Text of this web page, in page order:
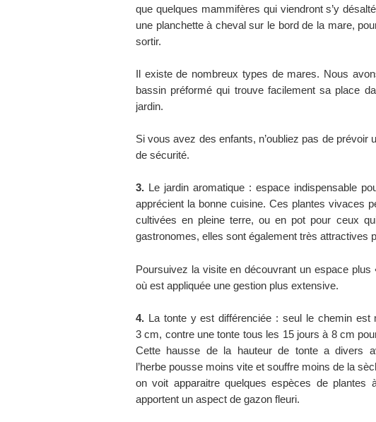
que quelques mammifères qui viendront s’y
une planchette à cheval sur le bord de la mare,
sortir.
Il existe de nombreux types de mares. Nous
bassin préformé qui trouve facilement sa place
jardin.
Si vous avez des enfants, n’oubliez pas de prévoir
de sécurité.
3. Le jardin aromatique : espace indispensable
apprécient la bonne cuisine. Ces plantes vivaces
cultivées en pleine terre, ou en pot pour ceux
gastronomes, elles sont également très attractives
Poursuivez la visite en découvrant un espace plus
où est appliquée une gestion plus extensive.
4. La tonte y est différenciée : seul le chemin est
3 cm, contre une tonte tous les 15 jours à 8 cm
Cette hausse de la hauteur de tonte a divers
l’herbe pousse moins vite et souffre moins de la
on voit apparaitre quelques espèces de plantes
apportent un aspect de gazon fleuri.